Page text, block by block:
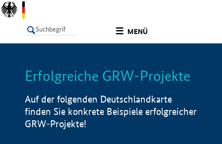
MENÜ
LISTE Info
Erfolgreiche GRW-Projekte
Auf der folgenden Deutschlandkarte
finden Sie konkrete Beispiele erfolgreicher
GRW-Projekte!